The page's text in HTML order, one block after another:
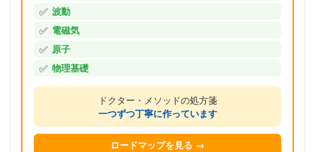
✅ 波動
✅ 電磁気
✅ 原子
✅ 物理基礎
ドクター・メソッドの処方箋
一つずつ丁寧に作っています
ロードマップを見る →